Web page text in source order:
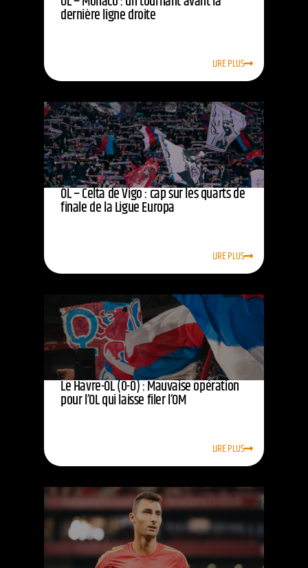
dernière ligne droite
LIRE PLUS
OL – Celta de Vigo : cap sur les quarts de
finale de la Ligue Europa
LIRE PLUS
Le Havre-OL (0-0) : Mauvaise opération
pour l’OL qui laisse filer l’OM
LIRE PLUS